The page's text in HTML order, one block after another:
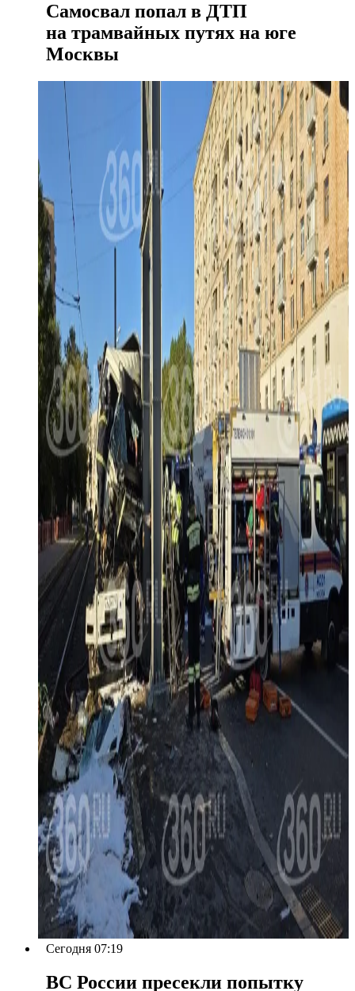
Самосвал попал в ДТП
на трамвайных путях на юге
Москвы
Сегодня 07:19
ВС России пресекли попытку